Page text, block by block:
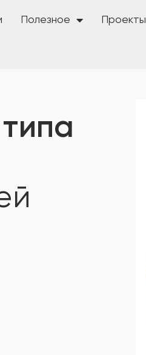
Полезное Проекты